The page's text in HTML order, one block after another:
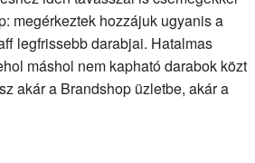
megérkeztek hozzájuk ugyanis a
legfrissebb darabjai. Hatalmas
máshol nem kapható darabok közt
akár a Brandshop üzletbe, akár a